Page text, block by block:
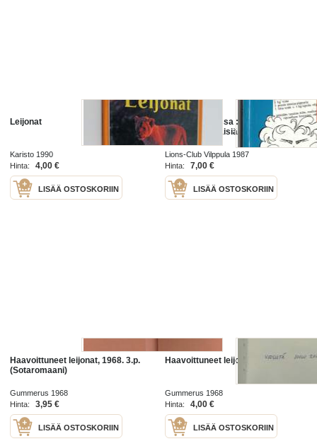
Leijonat
Karisto 1990
Hinta:
4,00 €
LISÄÄ OSTOSKORIIN
Leijonat sopassa : eli yli 100 sivua
pohjoishämäläisiä herkkuruokia
Lions-Club Vilppula 1987
Hinta:
7,00 €
LISÄÄ OSTOSKORIIN
Haavoittuneet leijonat, 1968. 3.p.
(Sotaromaani)
Gummerus 1968
Hinta:
3,95 €
LISÄÄ OSTOSKORIIN
Haavoittuneet leijonat
Gummerus 1968
Hinta:
4,00 €
LISÄÄ OSTOSKORIIN